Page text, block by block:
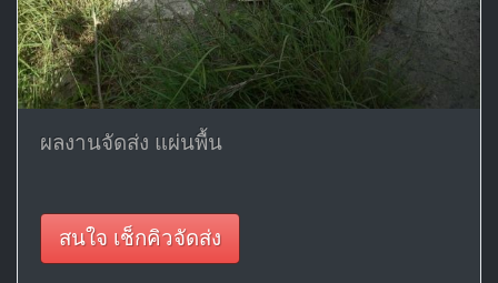
ผลงานจัดส่ง แผ่นพื้น
สนใจ เช็กคิวจัดส่ง